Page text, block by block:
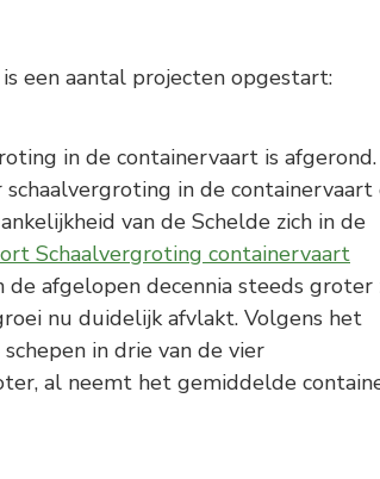
een aantal projecten opgestart:
in de containervaart is
in de containervaart
van de Schelde zich in de
Schaalvergroting containervaart
afgelopen decennia steeds groter
nu duidelijk afvlakt. Volgens het
in drie van de vier
al neemt het gemiddelde